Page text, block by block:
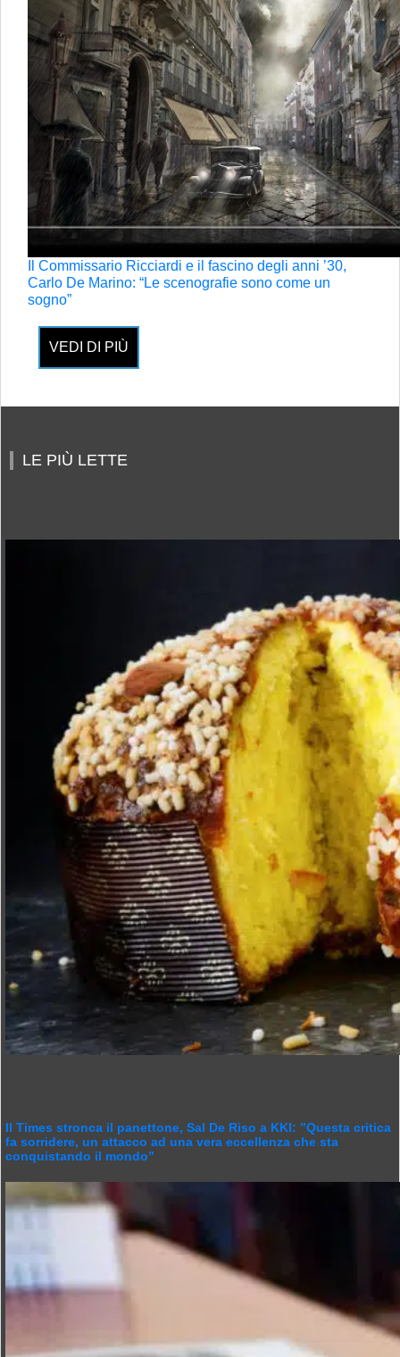
Il Commissario Ricciardi e il fascino degli anni ’30,
Carlo De Marino: “Le scenografie sono come un
sogno”
VEDI DI PIÙ
LE PIÙ LETTE
Il Times stronca il panettone, Sal De Riso a KKI: ”Questa critica
fa sorridere, un attacco ad una vera eccellenza che sta
conquistando il mondo”